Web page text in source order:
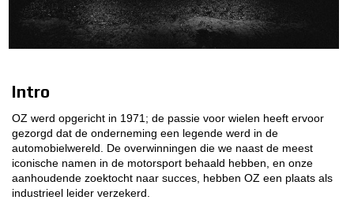
MOTORSPORT
3D CONFIGURATOR
FAQ
Partners
Intro
OZ werd opgericht in 1971; de passie voor wielen heeft ervoor
gezorgd dat de onderneming een legende werd in de
automobielwereld. De overwinningen die we naast de meest
iconische namen in de motorsport behaald hebben, en onze
aanhoudende zoektocht naar succes, hebben OZ een plaats als
industrieel leider verzekerd.